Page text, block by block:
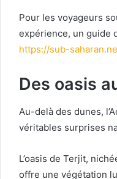
Pour les voyageurs
expérience, un guide
https://sub-
Des oasis
Au-delà des dunes,
véritables surprises
L’oasis de Terjit,
offre une végétation